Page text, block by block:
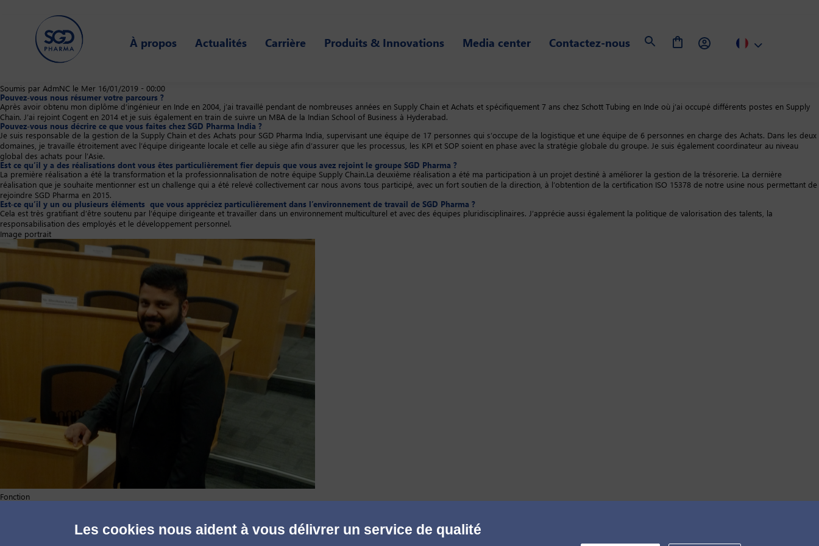
À propos Actualités Carrière Produits & Innovations Media center Contactez-nous
Soumis par AdmNC le Mer 16/01/2019 - 00:00
Pouvez-vous nous résumer votre parcours ?
Après avoir obtenu mon diplôme d’ingénieur en Inde en 2004, j’ai travaillé pendant de nombreuses années en Supply Chain et Achats et spécifiquement 7 ans chez Schott Tubing en Inde où j’ai occupé différents postes en Supply
Chain. J’ai rejoint Cogent en 2014 et je suis également en train de suivre un MBA de la Indian School of Business à Hyderabad.
Pouvez-vous nous décrire ce que vous faites chez SGD Pharma India ?
Je suis responsable de la gestion de la Supply Chain et des Achats pour SGD Pharma India, supervisant une équipe de 17 personnes qui s’occupe de la logistique et une équipe de 6 personnes en charge des Achats. Dans les deux
domaines, je travaille étroitement avec l’équipe dirigeante locale et celle au siège afin d’assurer que les processus, les KPI et SOP soient en phase avec la stratégie globale du groupe. Je suis également coordinateur au niveau
global des achats pour l’Asie.
Est ce qu’il y a des réalisations dont vous êtes particulièrement fier depuis que vous avez rejoint le groupe SGD Pharma ?
La première réalisation a été la transformation et la professionnalisation de notre équipe Supply Chain.La deuxième réalisation a été ma participation à un projet destiné à améliorer la gestion de la trésorerie. La dernière
réalisation que je souhaite mentionner est un challenge qui a été relevé collectivement car nous avons tous participé, avec un fort soutien de la direction, à l’obtention de la certification ISO 15378 de notre usine nous permettant de
rejoindre SGD Pharma en 2015.
Est-ce qu’il y un ou plusieurs éléments que vous appréciez particulièrement dans l’environnement de travail de SGD Pharma ?
Cela est très gratifiant d’être soutenu par l’équipe dirigeante et travailler dans un environnement multiculturel et avec des équipes pluridisciplinaires. J’apprécie aussi également la politique de valorisation des talents, la
responsabilisation des employés et le développement personnel.
Image portrait
Fonction
Les cookies nous aident à vous délivrer un service de qualité